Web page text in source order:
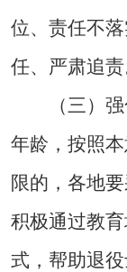
位、责任不
任、严肃追责
（三）强
年龄，按照
限的，各地
积极通过教
式，帮助退